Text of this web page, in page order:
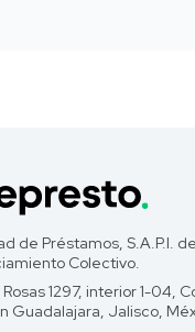
de Préstamos, S.A.P.I.
Colectivo.
1297, interior 1-04,
Guadalajara, Jalisco,